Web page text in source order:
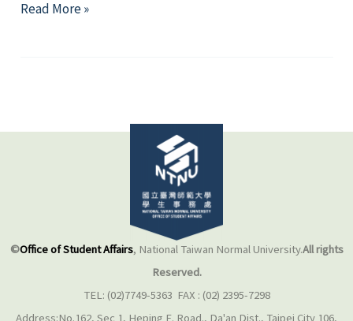
它
力，
力
Read More »
©Office of Student Affairs, National Taiwan Normal University.All rights
Reserved.
TEL: (02)7749-5363 FAX : (02) 2395-7298
Address:No.162, Sec 1, Heping E. Road., Da'an Dist., Taipei City 106,